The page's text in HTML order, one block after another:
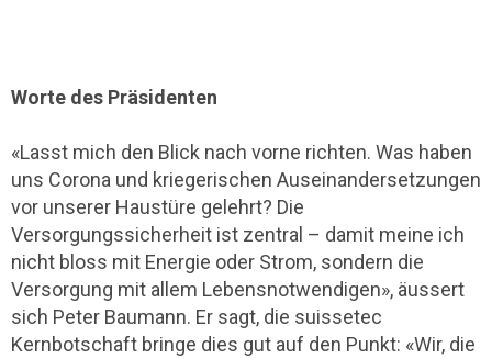
Worte des Präsidenten
«Lasst mich den Blick nach vorne richten. Was haben
uns Corona und kriegerischen Auseinandersetzungen
vor unserer Haustüre gelehrt? Die
Versorgungssicherheit ist zentral – damit meine ich
nicht bloss mit Energie oder Strom, sondern die
Versorgung mit allem Lebensnotwendigen», äussert
sich Peter Baumann. Er sagt, die suissetec
Kernbotschaft bringe dies gut auf den Punkt: «Wir, die